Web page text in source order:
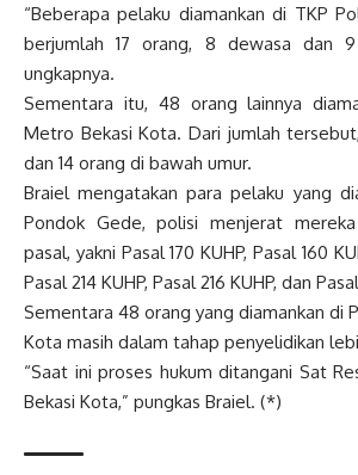
“Beberapa pelaku diamankan di TKP
berjumlah 17 orang, 8 dewasa dan
ungkapnya.
Sementara itu, 48 orang lainnya
Metro Bekasi Kota. Dari jumlah
dan 14 orang di bawah umur.
Braiel mengatakan para pelaku yang
Pondok Gede, polisi menjerat
pasal, yakni Pasal 170 KUHP, Pasal 160
Pasal 214 KUHP, Pasal 216 KUHP, dan
Sementara 48 orang yang diamankan di
Kota masih dalam tahap penyelidikan
“Saat ini proses hukum ditangani Sat
Bekasi Kota,” pungkas Braiel. (*)